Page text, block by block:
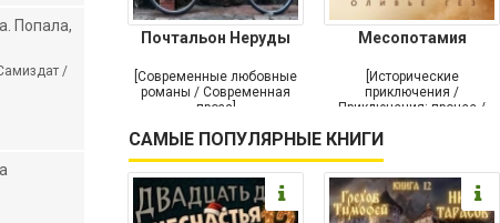
Почтальон Неруды
[Современные любовные
романы / Современная
проза]
Месопотамия
[Исторические
приключения /
Приключения: прочее /
Историческая проза]
САМЫЕ ПОПУЛЯРНЫЕ КНИГИ
Попала,
/